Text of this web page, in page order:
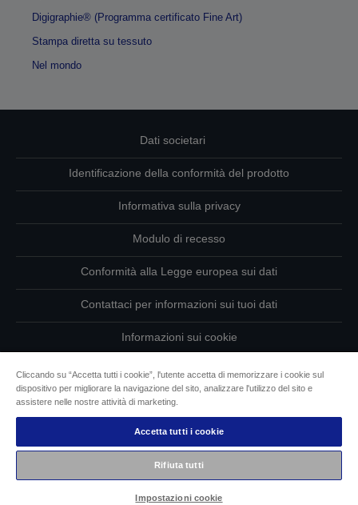
Digigraphie® (Programma certificato Fine Art)
Stampa diretta su tessuto
Nel mondo
Dati societari
Identificazione della conformità del prodotto
Informativa sulla privacy
Modulo di recesso
Conformità alla Legge europea sui dati
Contattaci per informazioni sui tuoi dati
Informazioni sui cookie
L’impegno di Epson per l’accessibilità
Copyright © 2026 Seiko Epson
Epson Italia S.p.A. | P.IVA IT07511580156
Cliccando su “Accetta tutti i cookie”, l'utente accetta di memorizzare i cookie sul
dispositivo per migliorare la navigazione del sito, analizzare l'utilizzo del sito e
assistere nelle nostre attività di marketing.
Accetta tutti i cookie
Rifiuta tutti
Impostazioni cookie